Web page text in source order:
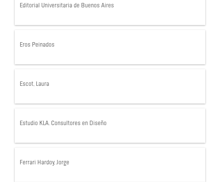
Editorial Universitaria de Buenos Aires
Eros Peinados
Escot, Laura
Estudio KLA. Consultores en Diseño
Ferrari Hardoy, Jorge